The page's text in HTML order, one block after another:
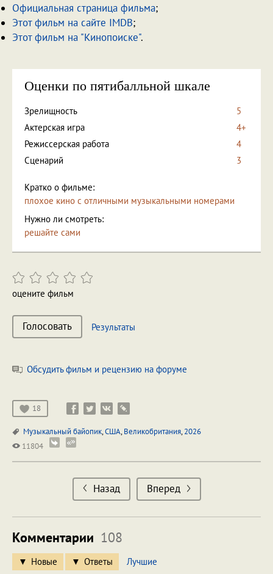
Официальная страница фильма;
Этот фильм на сайте IMDB;
Этот фильм на "Кинопоиске".
Оценки по пятибалльной шкале
Зрелищность
5
Актерская игра
4+
Режиссерская работа
4
Сценарий
3
Кратко о фильме:
плохое кино с отличными музыкальными номерами
Нужно ли смотреть:
решайте сами
оцените фильм
Голосовать Результаты
Обсудить фильм и рецензию на форуме
18
Музыкальный байопик,США,Великобритания,2026
11804
Назад Вперед
Комментарии 108
Новые Ответы Лучшие